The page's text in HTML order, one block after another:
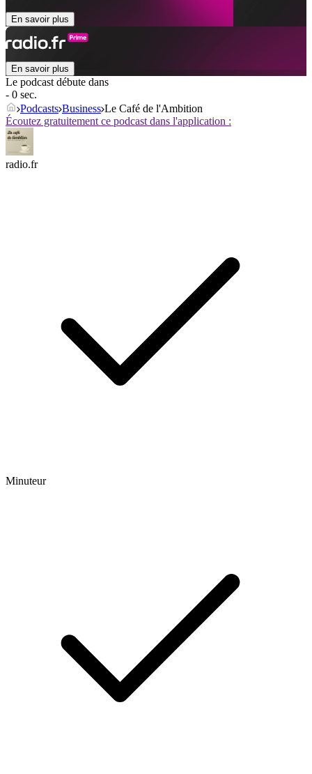
En savoir plus
En savoir plus
Le podcast débute dans
- 0 sec.
Podcasts Business Le Café de l'Ambition
Écoutez gratuitement ce podcast dans l'application :
radio.fr
Minuteur